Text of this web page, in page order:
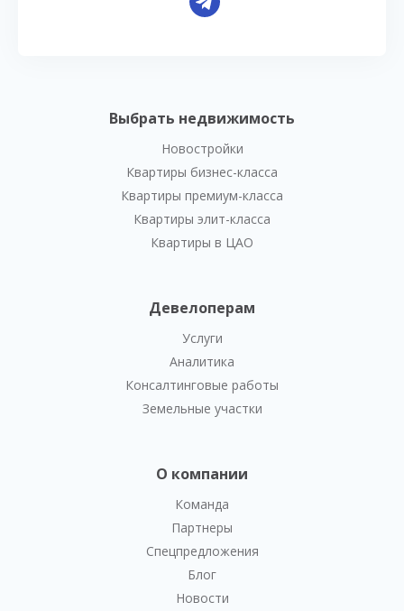
Выбрать недвижимость
Новостройки
Квартиры бизнес-класса
Квартиры премиум-класса
Квартиры элит-класса
Квартиры в ЦАО
Девелоперам
Услуги
Аналитика
Консалтинговые работы
Земельные участки
О компании
Команда
Партнеры
Спецпредложения
Блог
Новости